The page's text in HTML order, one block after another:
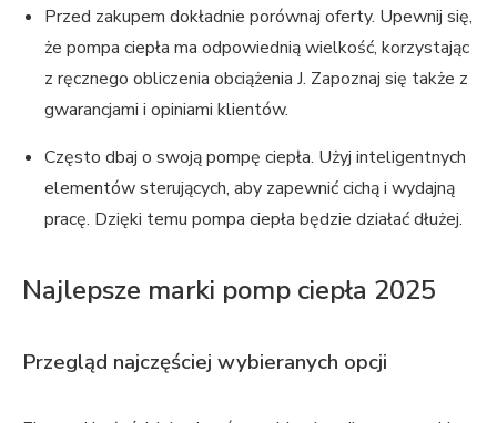
Przed zakupem dokładnie porównaj oferty. Upewnij się,
że pompa ciepła ma odpowiednią wielkość, korzystając
z ręcznego obliczenia obciążenia J. Zapoznaj się także z
gwarancjami i opiniami klientów.
Często dbaj o swoją pompę ciepła. Użyj inteligentnych
elementów sterujących, aby zapewnić cichą i wydajną
pracę. Dzięki temu pompa ciepła będzie działać dłużej.
Najlepsze marki pomp ciepła 2025
Przegląd najczęściej wybieranych opcji